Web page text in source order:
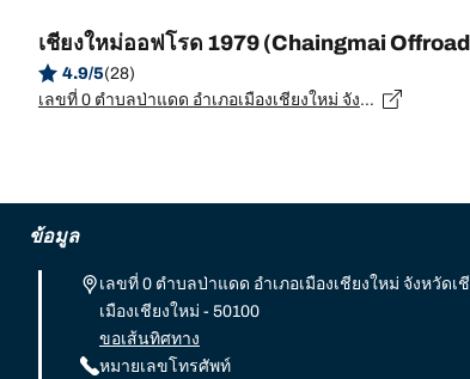
เชียงใหม่​ออฟโรด 1979 (Chaingmai
4.9/5(28)
เลขที่ 0 ตำบลป่าแดด อำเภอเมืองเชียงใหม่ จังหวัดเชียงใหม่, เชียงใหม่ , เชียงใหม่, เมืองเชียงใหม่ - 50100
ข้อมูล
เลขที่ 0 ตำบลป่าแดด อำเภอเมืองเชียงใหม่ จังหวัดเ
เมืองเชียงใหม่ - 50100
ขอเส้นทิศทาง
หมายเลขโทรศัพท์